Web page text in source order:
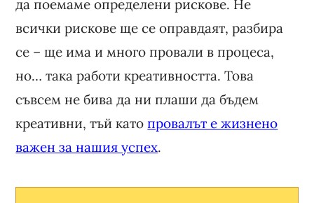
да поемаме определени рискове. Не
всички рискове ще се оправдаят, разбира
се – ще има и много провали в процеса,
но… така работи креативността. Това
съвсем не бива да ни плаши да бъдем
креативни, тъй като провалът е жизнено
важен за нашия успех.